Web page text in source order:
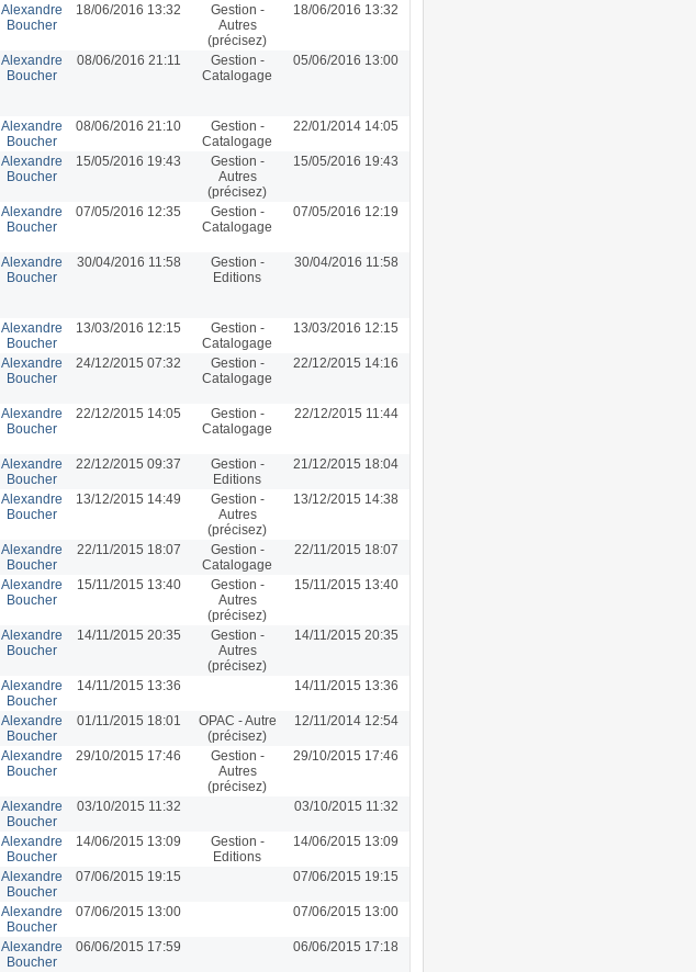
Alexandre
Boucher
18/06/2016 13:32
Gestion -
Autres
(précisez)
18/06/2016 13:32
Alexandre
Boucher
08/06/2016 21:11
Gestion -
Catalogage
05/06/2016 13:00
Alexandre
Boucher
08/06/2016 21:10
Gestion -
Catalogage
22/01/2014 14:05
Alexandre
Boucher
15/05/2016 19:43
Gestion -
Autres
(précisez)
15/05/2016 19:43
Alexandre
Boucher
07/05/2016 12:35
Gestion -
Catalogage
07/05/2016 12:19
Alexandre
Boucher
30/04/2016 11:58
Gestion -
Editions
30/04/2016 11:58
Alexandre
Boucher
13/03/2016 12:15
Gestion -
Catalogage
13/03/2016 12:15
Alexandre
Boucher
24/12/2015 07:32
Gestion -
Catalogage
22/12/2015 14:16
Alexandre
Boucher
22/12/2015 14:05
Gestion -
Catalogage
22/12/2015 11:44
Alexandre
Boucher
22/12/2015 09:37
Gestion -
Editions
21/12/2015 18:04
Alexandre
Boucher
13/12/2015 14:49
Gestion -
Autres
(précisez)
13/12/2015 14:38
Alexandre
Boucher
22/11/2015 18:07
Gestion -
Catalogage
22/11/2015 18:07
Alexandre
Boucher
15/11/2015 13:40
Gestion -
Autres
(précisez)
15/11/2015 13:40
Alexandre
Boucher
14/11/2015 20:35
Gestion -
Autres
(précisez)
14/11/2015 20:35
Alexandre
Boucher
14/11/2015 13:36 14/11/2015 13:36
Alexandre
Boucher
01/11/2015 18:01
OPAC - Autre
(précisez)
12/11/2014 12:54
Alexandre
Boucher
29/10/2015 17:46
Gestion -
Autres
(précisez)
29/10/2015 17:46
Alexandre
Boucher
03/10/2015 11:32 03/10/2015 11:32
Alexandre
Boucher
14/06/2015 13:09
Gestion -
Editions
14/06/2015 13:09
Alexandre
Boucher
07/06/2015 19:15 07/06/2015 19:15
Alexandre
Boucher
07/06/2015 13:00 07/06/2015 13:00
Alexandre
Boucher
06/06/2015 17:59 06/06/2015 17:18